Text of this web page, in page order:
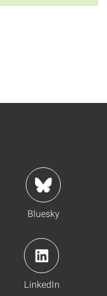
Bluesky
LinkedIn